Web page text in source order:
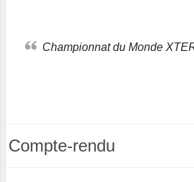
Championnat du Monde
Compte-rendu